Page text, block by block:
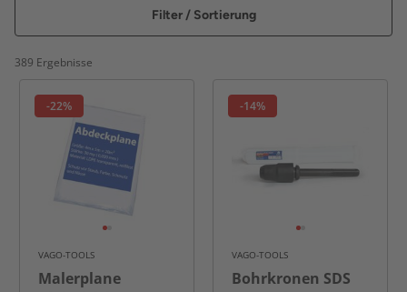
Filter / Sortierung
389 Ergebnisse
-22%
VAGO-TOOLS
Malerplane
-14%
VAGO-TOOLS
Bohrkronen SDS